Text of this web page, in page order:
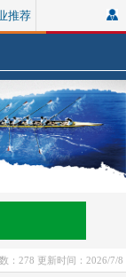
推荐
更新时间：2026/7/8
：278